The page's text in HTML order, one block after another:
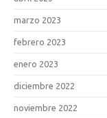
marzo 2023
febrero 2023
enero 2023
diciembre 2022
noviembre 2022